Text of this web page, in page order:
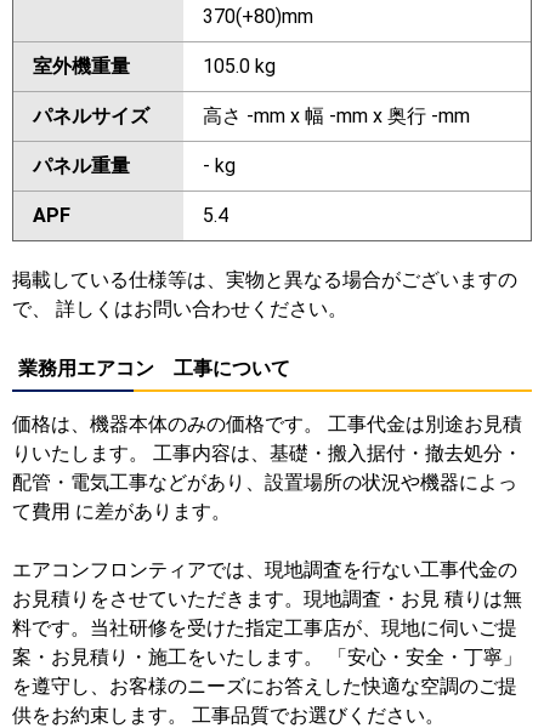
370(+80)mm
室外機重量 105.0 kg
パネルサイズ 高さ -mm x 幅 -mm x 奥行 -mm
パネル重量 - kg
APF 5.4
掲載している仕様等は、実物と異なる場合がございますの
で、 詳しくはお問い合わせください。
業務用エアコン 工事について
価格は、機器本体のみの価格です。 工事代金は別途お見積
りいたします。 工事内容は、基礎・搬入据付・撤去処分・
配管・電気工事などがあり、設置場所の状況や機器によっ
て費用 に差があります。
エアコンフロンティアでは、現地調査を行ない工事代金の
お見積りをさせていただきます。現地調査・お見 積りは無
料です。当社研修を受けた指定工事店が、現地に伺いご提
案・お見積り・施工をいたします。 「安心・安全・丁寧」
を遵守し、お客様のニーズにお答えした快適な空調のご提
供をお約束します。 工事品質でお選びください。